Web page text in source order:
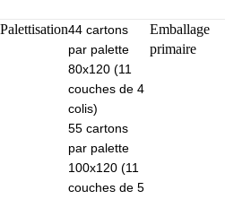
Palettisation44 cartons
par palette
80x120 (11
couches de 4
colis)
55 cartons
par palette
100x120 (11
couches de 5
Emballage
primaire